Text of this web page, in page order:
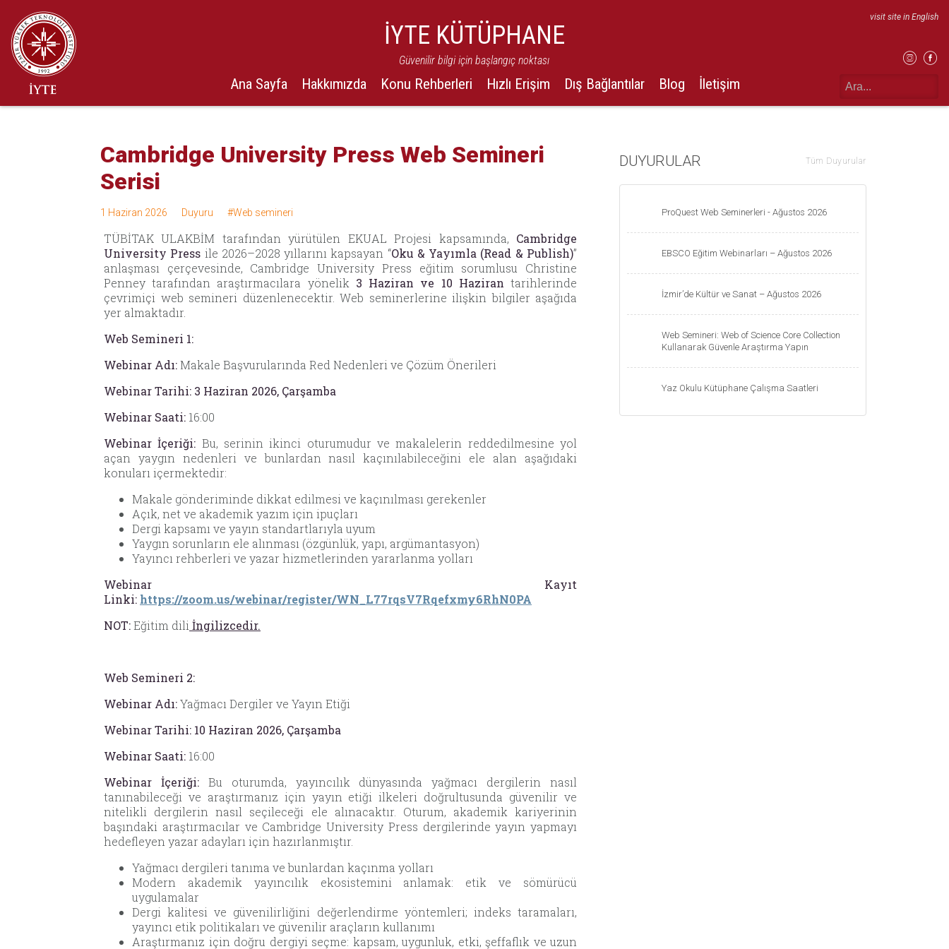
İYTE KÜTÜPHANE
Güvenilir bilgi için başlangıç noktası
Ana Sayfa Hakkımızda Konu Rehberleri Hızlı Erişim Dış Bağlantılar Blog İletişim
visit site in English
Cambridge University Press Web Semineri
Serisi
1 Haziran 2026 Duyuru Web semineri
TÜBİTAK ULAKBİM tarafından yürütülen EKUAL Projesi kapsamında, Cambridge
University Press ile 2026–2028 yıllarını kapsayan “Oku & Yayımla (Read & Publish)”
anlaşması çerçevesinde, Cambridge University Press eğitim sorumlusu Christine
Penney tarafından araştırmacılara yönelik 3 Haziran ve 10 Haziran tarihlerinde
çevrimiçi web semineri düzenlenecektir. Web seminerlerine ilişkin bilgiler aşağıda
yer almaktadır.
Web Semineri 1:
Webinar Adı:Makale Başvurularında Red Nedenleri ve Çözüm Önerileri
Webinar Tarihi: 3 Haziran 2026, Çarşamba
Webinar Saati: 16:00
Webinar İçeriği: Bu, serinin ikinci oturumudur ve makalelerin reddedilmesine yol
açan yaygın nedenleri ve bunlardan nasıl kaçınılabileceğini ele alan aşağıdaki
konuları içermektedir:
Makale gönderiminde dikkat edilmesi ve kaçınılması gerekenler
Açık, net ve akademik yazım için ipuçları
Dergi kapsamı ve yayın standartlarıyla uyum
Yaygın sorunların ele alınması (özgünlük, yapı, argümantasyon)
Yayıncı rehberleri ve yazar hizmetlerinden yararlanma yolları
Webinar Kayıt
Linki: https://zoom.us/webinar/register/WN_L77rqsV7Rqefxmy6RhN0PA
NOT:Eğitim dili İngilizcedir.
Web Semineri 2:
Webinar Adı:Yağmacı Dergiler ve Yayın Etiği
Webinar Tarihi: 10 Haziran 2026, Çarşamba
Webinar Saati: 16:00
Webinar İçeriği:Bu oturumda, yayıncılık dünyasında yağmacı dergilerin nasıl
tanınabileceği ve araştırmanız için yayın etiği ilkeleri doğrultusunda güvenilir ve
nitelikli dergilerin nasıl seçileceği ele alınacaktır. Oturum, akademik kariyerinin
başındaki araştırmacılar ve Cambridge University Press dergilerinde yayın yapmayı
hedefleyen yazar adayları için hazırlanmıştır.
Yağmacı dergileri tanıma ve bunlardan kaçınma yolları
Modern akademik yayıncılık ekosistemini anlamak: etik ve sömürücü
uygulamalar
Dergi kalitesi ve güvenilirliğini değerlendirme yöntemleri; indeks taramaları,
yayıncı etik politikaları ve güvenilir araçların kullanımı
Araştırmanız için doğru dergiyi seçme: kapsam, uygunluk, etki, şeffaflık ve uzun
DUYURULAR Tüm Duyurular
ProQuest Web Seminerleri - Ağustos 2026
EBSCO Eğitim Webinarları – Ağustos 2026
İzmir’de Kültür ve Sanat – Ağustos 2026
Web Semineri: Web of Science Core Collection
Kullanarak Güvenle Araştırma Yapın
Yaz Okulu Kütüphane Çalışma Saatleri